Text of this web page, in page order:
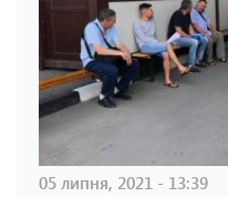
05 липня, 2021 - 13:39